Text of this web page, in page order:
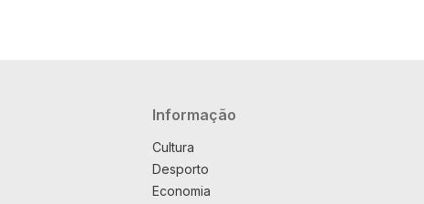
Navegação principal
Informação
Cultura
Desporto
Economia